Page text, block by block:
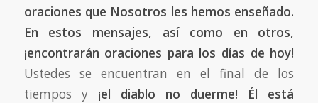
oraciones que Nosotros les hemos enseñado.
En estos mensajes, así como en otros,
¡encontrarán oraciones para los días de hoy!
Ustedes se encuentran en el final de los
tiempos y ¡el diablo no duerme!
Él está